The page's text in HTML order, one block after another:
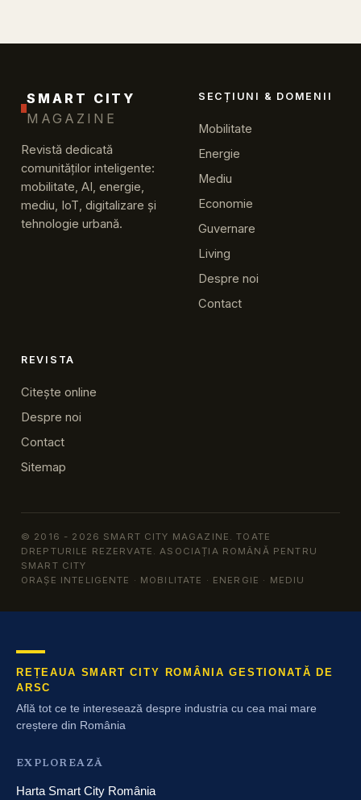
SMART CITY
MAGAZINE
Revistă dedicată
comunităților inteligente:
mobilitate, AI, energie,
mediu, IoT, digitalizare și
tehnologie urbană.
SECȚIUNI & DOMENII
Mobilitate
Energie
Mediu
Economie
Guvernare
Living
Despre noi
Contact
REVISTA
Citește online
Despre noi
Contact
Sitemap
© 2016 - 2026 SMART CITY MAGAZINE. TOATE
DREPTURILE REZERVATE. ASOCIAȚIA ROMÂNĂ PENTRU
SMART CITY
ORAȘE INTELIGENTE · MOBILITATE · ENERGIE · MEDIU
REȚEAUA SMART CITY ROMÂNIA GESTIONATĂ DE
ARSC
Află tot ce te interesează despre industria cu cea mai mare
creștere din România
EXPLOREAZĂ
Harta Smart City România